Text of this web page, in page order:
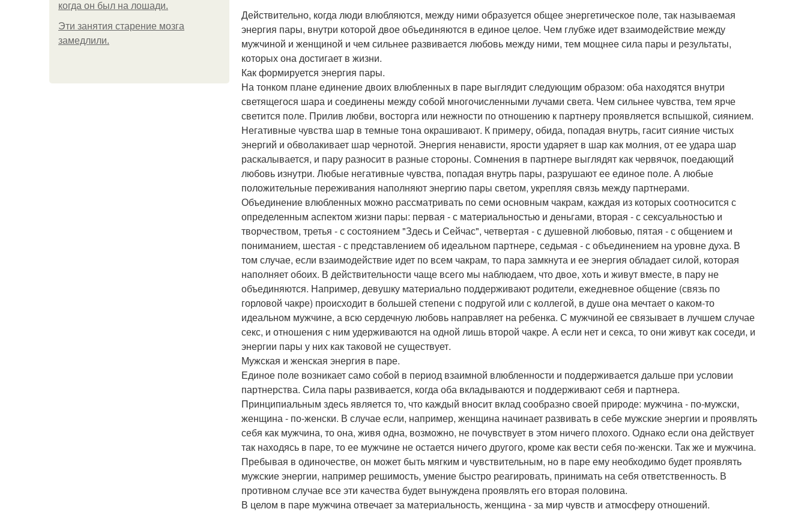
когда он был на лошади.
Эти занятия старение мозга
замедлили.
Действительно, когда люди влюбляются, между ними образуется общее энергетическое поле, так называемая
энергия пары, внутри которой двое объединяются в единое целое. Чем глубже идет взаимодействие между
мужчиной и женщиной и чем сильнее развивается любовь между ними, тем мощнее сила пары и результаты,
которых она достигает в жизни.
Как формируется энергия пары.
На тонком плане единение двоих влюбленных в паре выглядит следующим образом: оба находятся внутри
светящегося шара и соединены между собой многочисленными лучами света. Чем сильнее чувства, тем ярче
светится поле. Прилив любви, восторга или нежности по отношению к партнеру проявляется вспышкой, сиянием.
Негативные чувства шар в темные тона окрашивают. К примеру, обида, попадая внутрь, гасит сияние чистых
энергий и обволакивает шар чернотой. Энергия ненависти, ярости ударяет в шар как молния, от ее удара шар
раскалывается, и пару разносит в разные стороны. Сомнения в партнере выглядят как червячок, поедающий
любовь изнутри. Любые негативные чувства, попадая внутрь пары, разрушают ее единое поле. А любые
положительные переживания наполняют энергию пары светом, укрепляя связь между партнерами.
Объединение влюбленных можно рассматривать по семи основным чакрам, каждая из которых соотносится с
определенным аспектом жизни пары: первая - с материальностью и деньгами, вторая - с сексуальностью и
творчеством, третья - с состоянием "Здесь и Сейчас", четвертая - с душевной любовью, пятая - с общением и
пониманием, шестая - с представлением об идеальном партнере, седьмая - с объединением на уровне духа. В
том случае, если взаимодействие идет по всем чакрам, то пара замкнута и ее энергия обладает силой, которая
наполняет обоих. В действительности чаще всего мы наблюдаем, что двое, хоть и живут вместе, в пару не
объединяются. Например, девушку материально поддерживают родители, ежедневное общение (связь по
горловой чакре) происходит в большей степени с подругой или с коллегой, в душе она мечтает о каком-то
идеальном мужчине, а всю сердечную любовь направляет на ребенка. С мужчиной ее связывает в лучшем случае
секс, и отношения с ним удерживаются на одной лишь второй чакре. А если нет и секса, то они живут как соседи, и
энергии пары у них как таковой не существует.
Мужская и женская энергия в паре.
Единое поле возникает само собой в период взаимной влюбленности и поддерживается дальше при условии
партнерства. Сила пары развивается, когда оба вкладываются и поддерживают себя и партнера.
Принципиальным здесь является то, что каждый вносит вклад сообразно своей природе: мужчина - по-мужски,
женщина - по-женски. В случае если, например, женщина начинает развивать в себе мужские энергии и проявлять
себя как мужчина, то она, живя одна, возможно, не почувствует в этом ничего плохого. Однако если она действует
так находясь в паре, то ее мужчине не остается ничего другого, кроме как вести себя по-женски. Так же и мужчина.
Пребывая в одиночестве, он может быть мягким и чувствительным, но в паре ему необходимо будет проявлять
мужские энергии, например решимость, умение быстро реагировать, принимать на себя ответственность. В
противном случае все эти качества будет вынуждена проявлять его вторая половина.
В целом в паре мужчина отвечает за материальность, женщина - за мир чувств и атмосферу отношений.